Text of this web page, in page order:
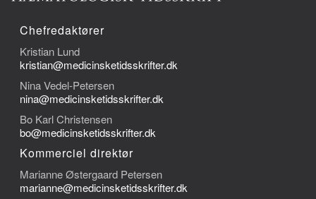
Chefredaktører
Kristian Lund
kristian@medicinsketidsskrifter.dk
Nina Vedel-Petersen
nina@medicinsketidsskrifter.dk
Bo Karl Christensen
bo@medicinsketidsskrifter.dk
Kommerciel direktør
Marianne Østergaard Petersen
marianne@medicinsketidsskrifter.dk